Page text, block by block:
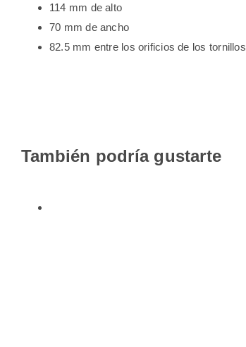
114 mm de alto
70 mm de ancho
82.5 mm entre los orificios de los tornillos
También podría gustarte